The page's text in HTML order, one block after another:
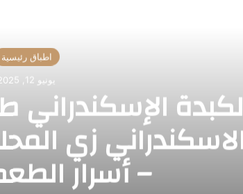
اطباق رئيسية
يونيو 12, 2025
– أسرار